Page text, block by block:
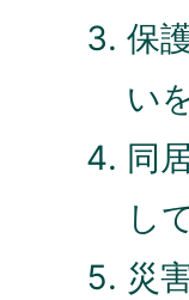
保
い
同
し
災